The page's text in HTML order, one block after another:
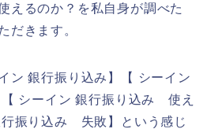
えるのか？を私自身が調べた
だきます。
ン 銀行振り込み】【 シーイン
シーイン 銀行振り込み 使え
行振り込み 失敗】という感じ